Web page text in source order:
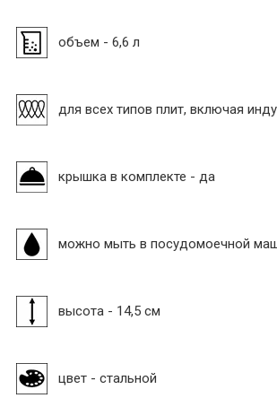
объем - 6,6 л
для всех типов плит, включая
крышка в комплекте - да
можно мыть в посудомоечной
высота - 14,5 см
цвет - стальной